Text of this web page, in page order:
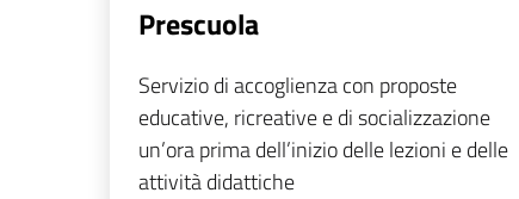
Prescuola
Servizio di accoglienza con proposte
educative, ricreative e di socializzazione
un’ora prima dell’inizio delle lezioni e delle
attività didattiche